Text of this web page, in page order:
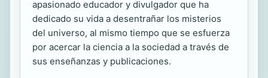
apasionado educador y divulgador que ha
dedicado su vida a desentrañar los misterios
del universo, al mismo tiempo que se esfuerza
por acercar la ciencia a la sociedad a través de
sus enseñanzas y publicaciones.